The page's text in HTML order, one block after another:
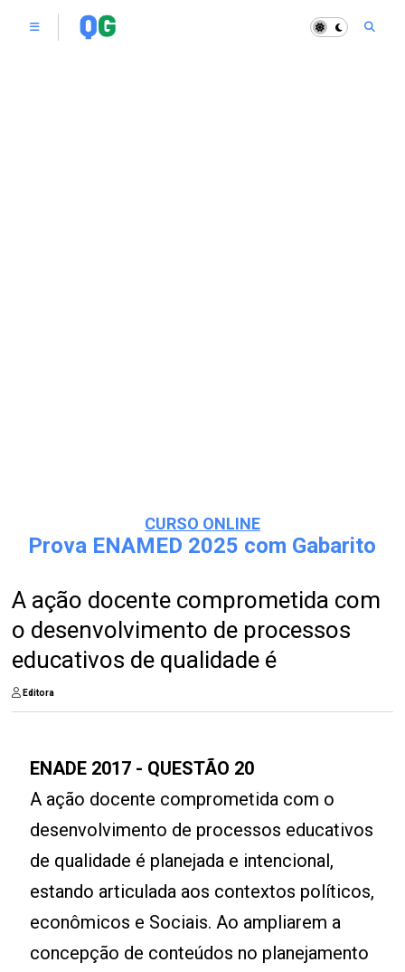
CURSO ONLINE
Prova ENAMED 2025 com Gabarito
A ação docente comprometida com
o desenvolvimento de processos
educativos de qualidade é
Editora
ENADE 2017 - QUESTÃO 20
A ação docente comprometida com o
desenvolvimento de processos educativos
de qualidade é planejada e intencional,
estando articulada aos contextos políticos,
econômicos e Sociais. Ao ampliarem a
concepção de conteúdos no planejamento